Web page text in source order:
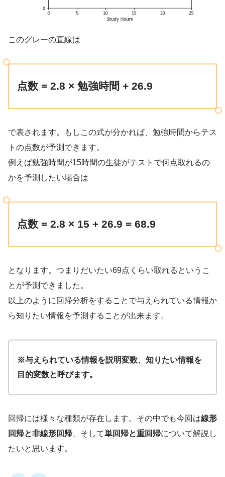
このグレーの直線は
点数 = 2.8 × 勉強時間 + 26.9
で表されます。もしこの式が分かれば、勉強時間からテス
トの点数が予測できます。
例えば勉強時間が15時間の生徒がテストで何点取れるの
かを予測したい場合は
点数 = 2.8 × 15 + 26.9 = 68.9
となります。つまりだいたい69点くらい取れるというこ
とが予測できました。
以上のように回帰分析をすることで与えられている情報か
ら知りたい情報を予測することが出来ます。
※与えられている情報を説明変数、知りたい情報を
目的変数と呼びます。
回帰には様々な種類が存在します。その中でも今回は線形
回帰と非線形回帰 、そして単回帰と重回帰について解説し
たいと思います。